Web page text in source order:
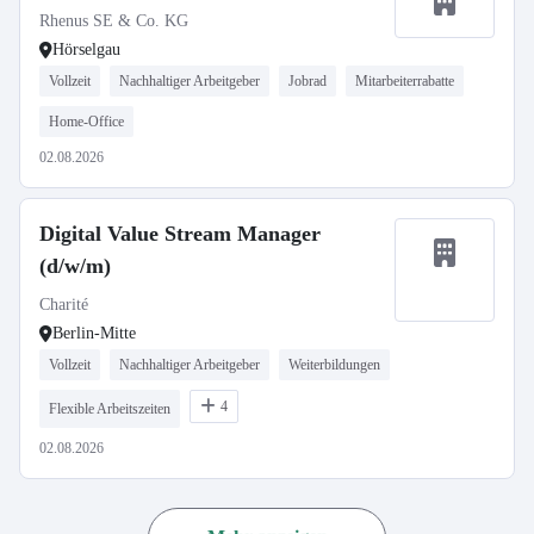
Rhenus SE & Co. KG
Hörselgau
Vollzeit Nachhaltiger Arbeitgeber Jobrad Mitarbeiterrabatte
Home-Office
02.08.2026
Digital Value Stream Manager
(d/w/m)
Charité
Berlin-Mitte
Vollzeit Nachhaltiger Arbeitgeber Weiterbildungen
Flexible Arbeitszeiten 4
02.08.2026